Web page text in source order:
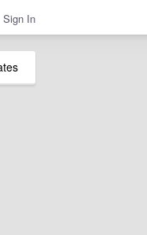
Sign In